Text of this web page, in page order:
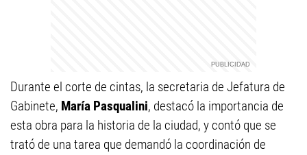
Durante el corte de cintas, la secretaria de Jefatura de
Gabinete, María Pasqualini, destacó la importancia de
esta obra para la historia de la ciudad, y contó que se
trató de una tarea que demandó la coordinación de